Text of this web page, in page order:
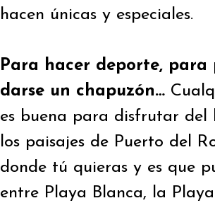
hacen únicas y especiales.
Para hacer deporte, para
darse un chapuzón…
es buena para disfrutar del
los paisajes de Puerto del
donde tú quieras y es que
entre Playa Blanca, la